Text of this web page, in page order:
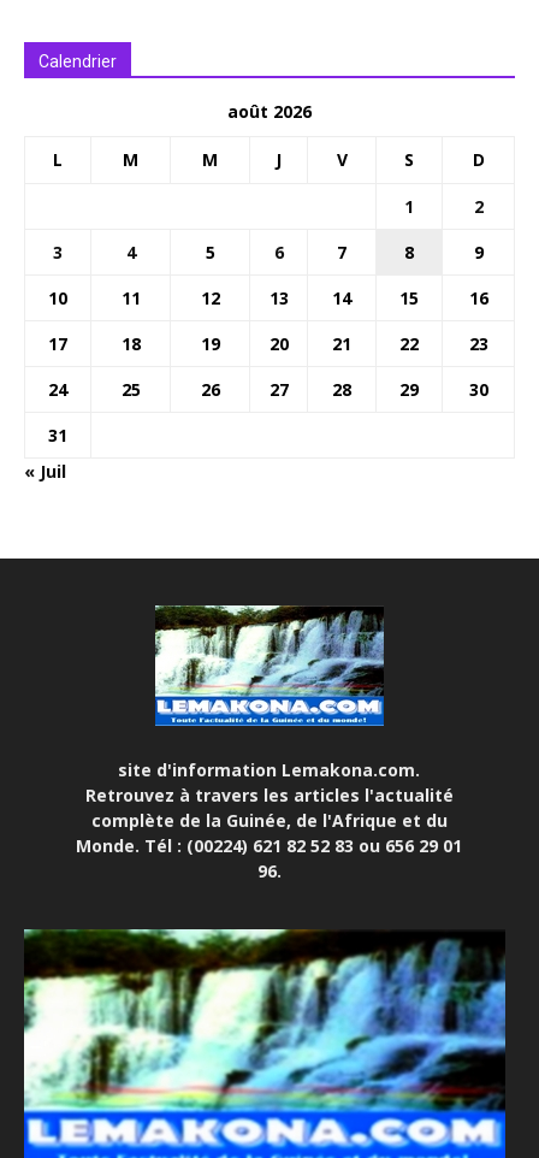
Calendrier
août 2026
L M M J V S D
1
2
3
4 5 6 7 8
9
10
11 12 13 14 15
16
17
18 19 20 21 22
23
24
25 26 27 28 29
30
31
« Juil
site d'information Lemakona.com.
Retrouvez à travers les articles l'actualité
complète de la Guinée, de l'Afrique et du
Monde. Tél : (00224) 621 82 52 83 ou 656 29 01
96.